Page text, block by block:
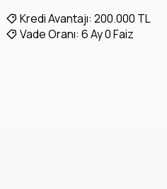
Kredi Avantajı: 200.000 TL
Vade Oranı: 6 Ay 0 Faiz